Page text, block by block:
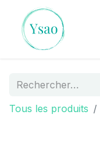
Tous les produits